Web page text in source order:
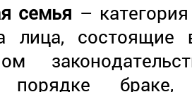
семья –
лица,
порядке